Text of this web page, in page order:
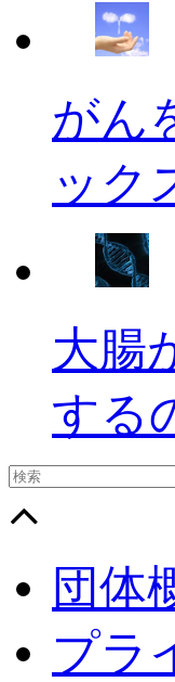
がん
ック
大腸
する
団体
プラ